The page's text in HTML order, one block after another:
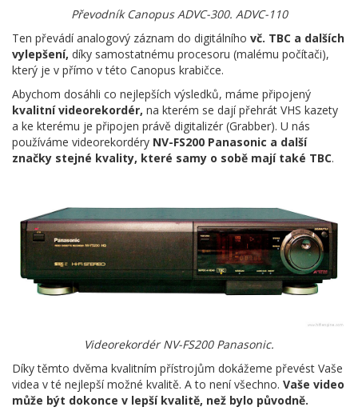
Převodník Canopus ADVC-300. ADVC-110
Ten převádí analogový záznam do digitálního vč. TBC a dalších
vylepšení, díky samostatnému procesoru (malému počítači),
který je v přímo v této Canopus krabičce.
Abychom dosáhli co nejlepších výsledků, máme připojený
kvalitní videorekordér, na kterém se dají přehrát VHS kazety
a ke kterému je připojen právě digitalizér (Grabber). U nás
používáme videorekordéry NV-FS200 Panasonic a další
značky stejné kvality, které samy o sobě mají také TBC.
Videorekordér NV-FS200 Panasonic.
Díky těmto dvěma kvalitním přístrojům dokážeme převést Vaše
videa v té nejlepší možné kvalitě. A to není všechno. Vaše video
může být dokonce v lepší kvalitě, než bylo původně.